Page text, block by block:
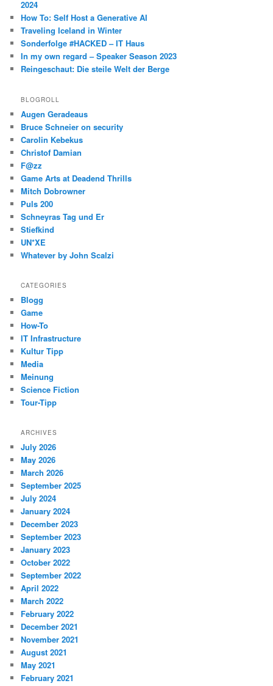
2024
How To: Self Host a Generative AI
Traveling Iceland in Winter
Sonderfolge #HACKED – IT Haus
In my own regard – Speaker Season 2023
Reingeschaut: Die steile Welt der Berge
BLOGROLL
Augen Geradeaus
Bruce Schneier on security
Carolin Kebekus
Christof Damian
F@zz
Game Arts at Deadend Thrills
Mitch Dobrowner
Puls 200
Schneyras Tag und Er
Stiefkind
UN*XE
Whatever by John Scalzi
CATEGORIES
Blogg
Game
How-To
IT Infrastructure
Kultur Tipp
Media
Meinung
Science Fiction
Tour-Tipp
ARCHIVES
July 2026
May 2026
March 2026
September 2025
July 2024
January 2024
December 2023
September 2023
January 2023
October 2022
September 2022
April 2022
March 2022
February 2022
December 2021
November 2021
August 2021
May 2021
February 2021